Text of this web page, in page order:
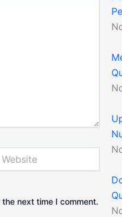
next time I comment.